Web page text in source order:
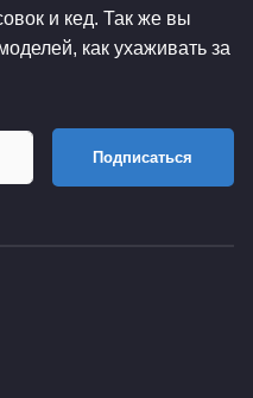
и кед. Так же вы
как ухаживать за
Подписаться